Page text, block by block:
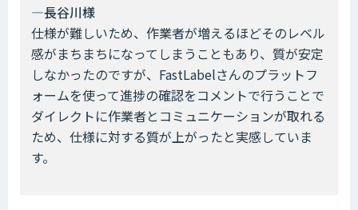
―長谷川様
仕様が難しいため、作業者が増えるほどそのレベル
感がまちまちになってしまうこともあり、質が安定
しなかったのですが、FastLabelさんのプラットフ
ォームを使って進捗の確認をコメントで行うことで
ダイレクトに作業者とコミュニケーションが取れる
ため、仕様に対する質が上がったと実感していま
す。